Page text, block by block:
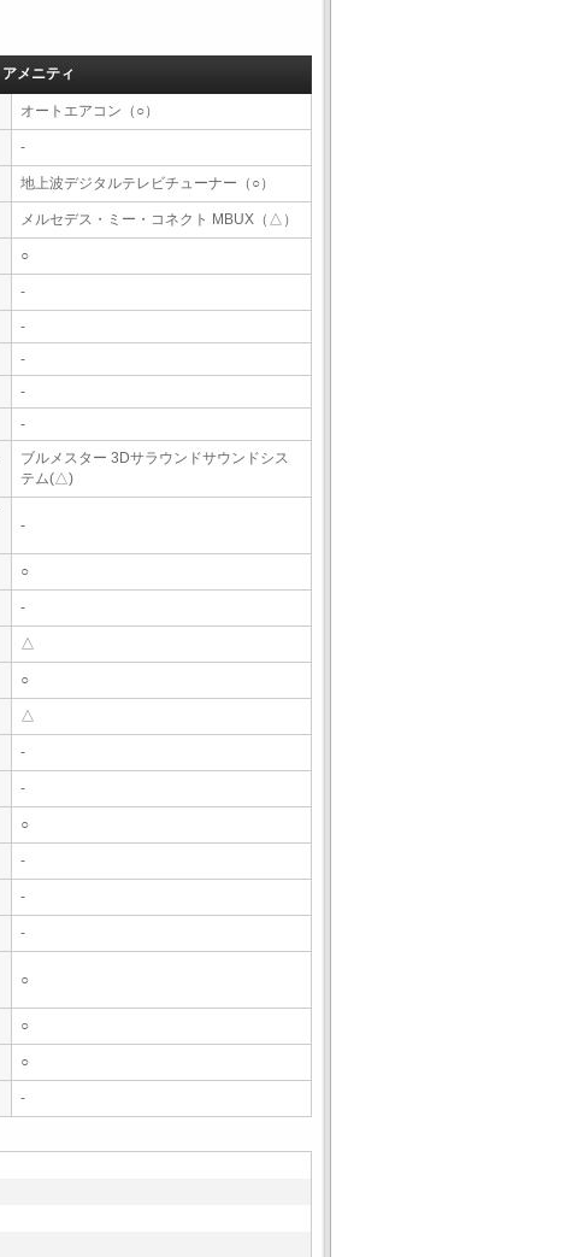
アメニティ
オートエアコン（○）
-
地上波デジタルテレビチューナー（○）
メルセデス・ミー・コネクト MBUX（△）
○
-
-
-
-
-
ブルメスター 3Dサラウンドサウンドシス
テム(△)
-
○
-
△
○
△
-
-
○
-
-
-
○
○
○
-